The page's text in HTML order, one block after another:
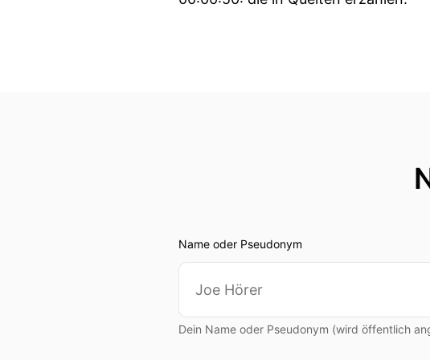
00:01:09: Wir haben eine
00:01:25: Und jetzt, let's go.
00:01:27: Absolut.
00:01:29: Geboren ist Ludwig van
Name oder Pseudonym
Dein Name oder Pseudonym (wird öffentlich